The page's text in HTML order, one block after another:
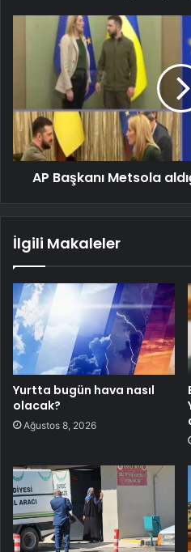
AP Başkanı Metsola
İlgili Makaleler
Yurtta bugün hava nasıl
olacak?
Ağustos 8, 2026